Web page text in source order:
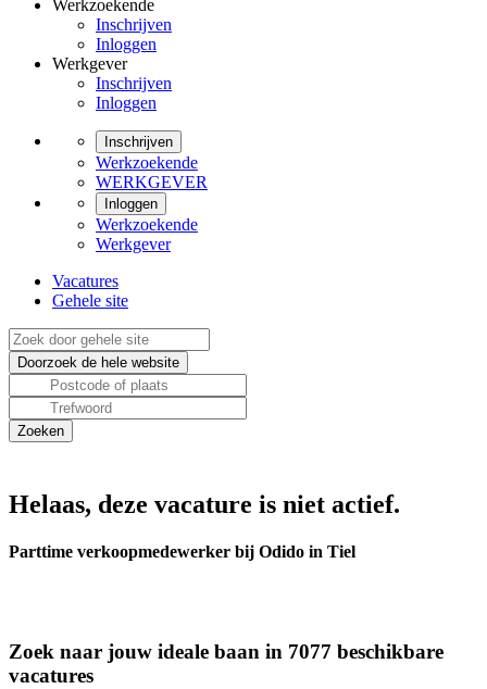
Werkzoekende
Inschrijven
Inloggen
Werkgever
Inschrijven
Inloggen
Inschrijven
Werkzoekende
WERKGEVER
Inloggen
Werkzoekende
Werkgever
Vacatures
Gehele site
Helaas, deze vacature is niet actief.
Parttime verkoopmedewerker bij Odido in Tiel
Zoek naar jouw ideale baan in 7077 beschikbare
vacatures